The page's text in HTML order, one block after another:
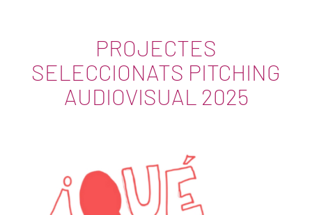
PROJECTES
SELECCIONATS PITCHING
AUDIOVISUAL 2025